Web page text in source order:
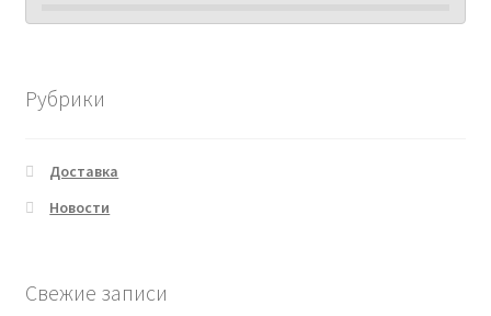
Рубрики
Доставка
Новости
Свежие записи